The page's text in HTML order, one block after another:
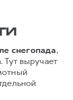
снегопада,
Тут выручает